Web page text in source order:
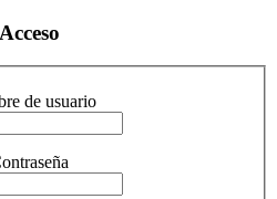
Acceso
de usuario